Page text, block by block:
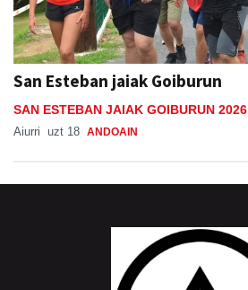
San Esteban jaiak Goiburun
SAN ESTEBAN JAIAK GOIBURUN 2026
Aiurri uzt 18 ANDOAIN